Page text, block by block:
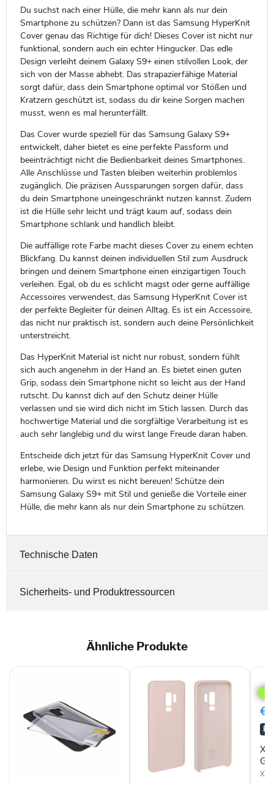
Du suchst nach einer Hülle, die mehr kann als nur dein
Smartphone zu schützen? Dann ist das Samsung HyperKnit
Cover genau das Richtige für dich! Dieses Cover ist nicht nur
funktional, sondern auch ein echter Hingucker. Das edle
Design verleiht deinem Galaxy S9+ einen stilvollen Look, der
sich von der Masse abhebt. Das strapazierfähige Material
sorgt dafür, dass dein Smartphone optimal vor Stößen und
Kratzern geschützt ist, sodass du dir keine Sorgen machen
musst, wenn es mal herunterfällt.
Das Cover wurde speziell für das Samsung Galaxy S9+
entwickelt, daher bietet es eine perfekte Passform und
beeinträchtigt nicht die Bedienbarkeit deines Smartphones.
Alle Anschlüsse und Tasten bleiben weiterhin problemlos
zugänglich. Die präzisen Aussparungen sorgen dafür, dass
du dein Smartphone uneingeschränkt nutzen kannst. Zudem
ist die Hülle sehr leicht und trägt kaum auf, sodass dein
Smartphone schlank und handlich bleibt.
Die auffällige rote Farbe macht dieses Cover zu einem echten
Blickfang. Du kannst deinen individuellen Stil zum Ausdruck
bringen und deinem Smartphone einen einzigartigen Touch
verleihen. Egal, ob du es schlicht magst oder gerne auffällige
Accessoires verwendest, das Samsung HyperKnit Cover ist
der perfekte Begleiter für deinen Alltag. Es ist ein Accessoire,
das nicht nur praktisch ist, sondern auch deine Persönlichkeit
unterstreicht.
Das HyperKnit Material ist nicht nur robust, sondern fühlt
sich auch angenehm in der Hand an. Es bietet einen guten
Grip, sodass dein Smartphone nicht so leicht aus der Hand
rutscht. Du kannst dich auf den Schutz deiner Hülle
verlassen und sie wird dich nicht im Stich lassen. Durch das
hochwertige Material und die sorgfältige Verarbeitung ist es
auch sehr langlebig und du wirst lange Freude daran haben.
Entscheide dich jetzt für das Samsung HyperKnit Cover und
erlebe, wie Design und Funktion perfekt miteinander
harmonieren. Du wirst es nicht bereuen! Schütze dein
Samsung Galaxy S9+ mit Stil und genieße die Vorteile einer
Hülle, die mehr kann als nur dein Smartphone zu schützen.
Technische Daten
Sicherheits- und Produktressourcen
Ähnliche Produkte
Flex
für
S9